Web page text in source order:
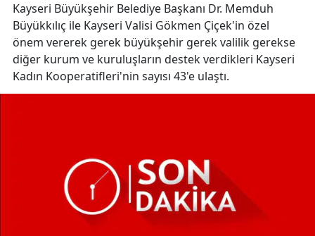
Kayseri Büyükşehir Belediye Başkanı Dr. Memduh
Büyükkılıç ile Kayseri Valisi Gökmen Çiçek'in özel
önem vererek gerek büyükşehir gerek valilik gerekse
diğer kurum ve kuruluşların destek verdikleri Kayseri
Kadın Kooperatifleri'nin sayısı 43'e ulaştı.